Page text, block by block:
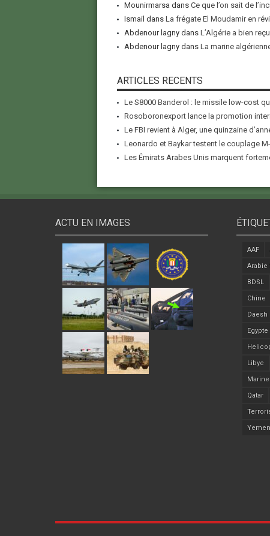
Mounirmarsa dans Ce que l’on sait de
Ismail dans La frégate El Moudamir en
Abdenour lagnydans L’Algérie a bien
Abdenour lagnydans La marine
ARTICLES RECENTS
Le S8000 Banderol : le missile low-cost
Rosoboronexport lance la promotion
Le FBI revient à Alger, une quinzaine
Leonardo et Baykar testent le couplage M-
Les Émirats Arabes Unis marquent
ACTU EN IMAGES
AAF
Arabie
BDSL
Chine
Daesh
Egypte
Libye
Qatar
Yemen